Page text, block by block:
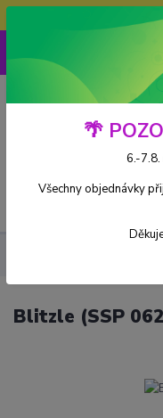
Doprava
Blitzle (SSP
🌴
6.-7.8.
Všechny objednávky